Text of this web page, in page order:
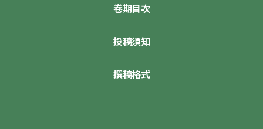
卷期目次
投稿須知
撰稿格式